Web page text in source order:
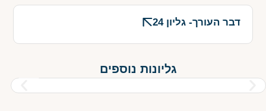
דבר העורך- גליון 24
גליונות נוספים